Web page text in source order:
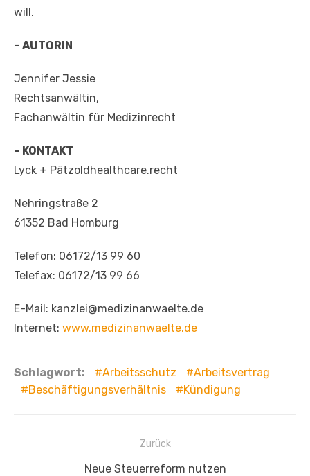
will.
– AUTORIN
Jennifer Jessie
Rechtsanwältin,
Fachanwältin für Medizinrecht
– KONTAKT
Lyck + Pätzoldhealthcare.recht
Nehringstraße 2
61352 Bad Homburg
Telefon: 06172/13 99 60
Telefax: 06172/13 99 66
E-Mail: kanzlei@medizinanwaelte.de
Internet: www.medizinanwaelte.de
Schlagwort: Arbeitsschutz
Arbeitsvertrag
Beschäftigungsverhältnis
Kündigung
Beitragsnavigation
Zurück
Vorheriger
Neue Steuerreform nutzen